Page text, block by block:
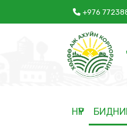
+976
НҮҮР